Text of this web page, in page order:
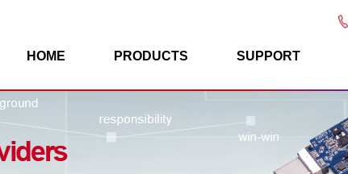
HOME PRODUCTS SUPPORT